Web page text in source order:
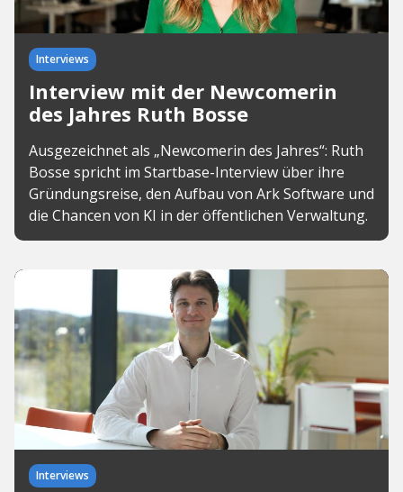
Interviews
Interview mit der Newcomerin
des Jahres Ruth Bosse
Ausgezeichnet als „Newcomerin des Jahres“: Ruth
Bosse spricht im Startbase-Interview über ihre
Gründungsreise, den Aufbau von Ark Software und
die Chancen von KI in der öffentlichen Verwaltung.
Interviews